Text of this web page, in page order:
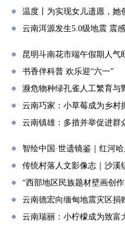
温度丨为实现女儿遗愿，她
云南洱源发生5.0级地震 震
昆明斗南花市端午假期人气
书香伴科普 欢乐迎“六一”
濒危物种绿孔雀人工繁育与
云南巧家：小草莓成为乡村
云南镇雄：多措并举促进群
智绘中国·世遗镜鉴｜红河
传统村落人文影像志｜沙溪
“西部地区民族题材壁画创
云南德宏向缅甸地震灾区捐
云南瑞丽：小柠檬成为致富